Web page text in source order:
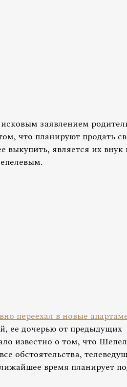
заявлением
что планируют продать
является их внук
переехал в новые
ее дочерью от предыдущих
известно о том, что
обстоятельства,
время планирует